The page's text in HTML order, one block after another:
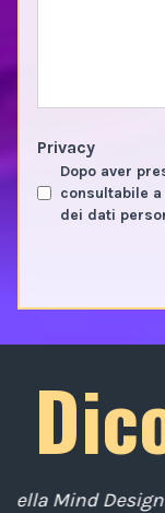
Privacy
Dopo aver
consultabile
dei dati
Lo staff